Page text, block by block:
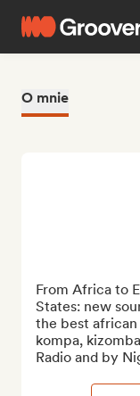
O mnie
From Africa to
States: new
the best
kompa,
Radio and by